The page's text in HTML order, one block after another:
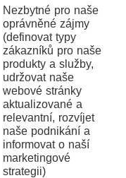
Nezbytné pro naše
oprávněné zájmy
(definovat typy
zákazníků pro naše
produkty a služby,
udržovat naše
webové stránky
aktualizované a
relevantní, rozvíjet
naše podnikání a
informovat o naší
marketingové
strategii)